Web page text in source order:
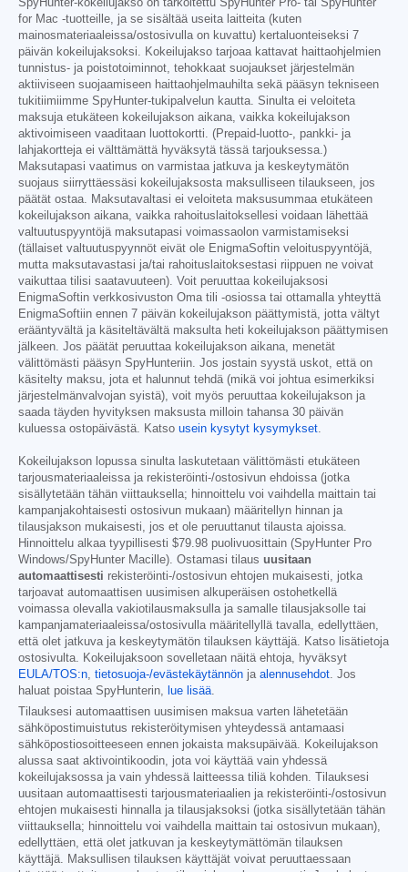
SpyHunter-kokeilujakso on tarkoitettu SpyHunter Pro- tai SpyHunter
for Mac -tuotteille, ja se sisältää useita laitteita (kuten
mainosmateriaaleissa/ostosivulla on kuvattu) kertaluonteiseksi 7
päivän kokeilujaksoksi. Kokeilujakso tarjoaa kattavat haittaohjelmien
tunnistus- ja poistotoiminnot, tehokkaat suojaukset järjestelmän
aktiiviseen suojaamiseen haittaohjelmauhilta sekä pääsyn tekniseen
tukitiimiimme SpyHunter-tukipalvelun kautta. Sinulta ei veloiteta
maksuja etukäteen kokeilujakson aikana, vaikka kokeilujakson
aktivoimiseen vaaditaan luottokortti. (Prepaid-luotto-, pankki- ja
lahjakortteja ei välttämättä hyväksytä tässä tarjouksessa.)
Maksutapasi vaatimus on varmistaa jatkuva ja keskeytymätön
suojaus siirryttäessäsi kokeilujaksosta maksulliseen tilaukseen, jos
päätät ostaa. Maksutavaltasi ei veloiteta maksusummaa etukäteen
kokeilujakson aikana, vaikka rahoituslaitoksellesi voidaan lähettää
valtuutuspyyntöjä maksutapasi voimassaolon varmistamiseksi
(tällaiset valtuutuspyynnöt eivät ole EnigmaSoftin veloituspyyntöjä,
mutta maksutavastasi ja/tai rahoituslaitoksestasi riippuen ne voivat
vaikuttaa tilisi saatavuuteen). Voit peruuttaa kokeilujaksosi
EnigmaSoftin verkkosivuston Oma tili -osiossa tai ottamalla yhteyttä
EnigmaSoftiin ennen 7 päivän kokeilujakson päättymistä, jotta vältyt
erääntyvältä ja käsiteltävältä maksulta heti kokeilujakson päättymisen
jälkeen. Jos päätät peruuttaa kokeilujakson aikana, menetät
välittömästi pääsyn SpyHunteriin. Jos jostain syystä uskot, että on
käsitelty maksu, jota et halunnut tehdä (mikä voi johtua esimerkiksi
järjestelmänvalvojan syistä), voit myös peruuttaa kokeilujakson ja
saada täyden hyvityksen maksusta milloin tahansa 30 päivän
kuluessa ostopäivästä. Katso usein kysytyt kysymykset.
Kokeilujakson lopussa sinulta laskutetaan välittömästi etukäteen
tarjousmateriaaleissa ja rekisteröinti-/ostosivun ehdoissa (jotka
sisällytetään tähän viittauksella; hinnoittelu voi vaihdella maittain tai
kampanjakohtaisesti ostosivun mukaan) määritellyn hinnan ja
tilausjakson mukaisesti, jos et ole peruuttanut tilausta ajoissa.
Hinnoittelu alkaa tyypillisesti $79.98 puolivuosittain (SpyHunter Pro
Windows/SpyHunter Macille). Ostamasi tilaus uusitaan
automaattisesti rekisteröinti-/ostosivun ehtojen mukaisesti, jotka
tarjoavat automaattisen uusimisen alkuperäisen ostohetkellä
voimassa olevalla vakiotilausmaksulla ja samalle tilausjaksolle tai
kampanjamateriaaleissa/ostosivulla määritellyllä tavalla, edellyttäen,
että olet jatkuva ja keskeytymätön tilauksen käyttäjä. Katso lisätietoja
ostosivulta. Kokeilujaksoon sovelletaan näitä ehtoja, hyväksyt
EULA/TOS:n, tietosuoja-/evästekäytännön ja alennusehdot. Jos
haluat poistaa SpyHunterin, lue lisää.
Tilauksesi automaattisen uusimisen maksua varten lähetetään
sähköpostimuistutus rekisteröitymisen yhteydessä antamaasi
sähköpostiosoitteeseen ennen jokaista maksupäivää. Kokeilujakson
alussa saat aktivointikoodin, jota voi käyttää vain yhdessä
kokeilujaksossa ja vain yhdessä laitteessa tiliä kohden. Tilauksesi
uusitaan automaattisesti tarjousmateriaalien ja rekisteröinti-/ostosivun
ehtojen mukaisesti hinnalla ja tilausjaksoksi (jotka sisällytetään tähän
viittauksella; hinnoittelu voi vaihdella maittain tai ostosivun mukaan),
edellyttäen, että olet jatkuvan ja keskeytymättömän tilauksen
käyttäjä. Maksullisen tilauksen käyttäjät voivat peruuttaessaan